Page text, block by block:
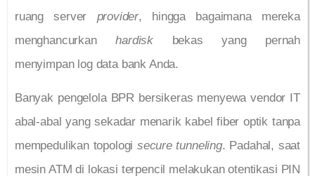
ruang server provider, hingga bagaimana mereka
menghancurkanhardisk bekas yang pernah
menyimpan log data bank Anda.
Banyak pengelola BPR bersikeras menyewa vendor IT
abal-abal yang sekadar menarik kabel fiber optik tanpa
mempedulikan topologi secure tunneling. Padahal, saat
mesin ATM di lokasi terpencil melakukan otentikasi PIN